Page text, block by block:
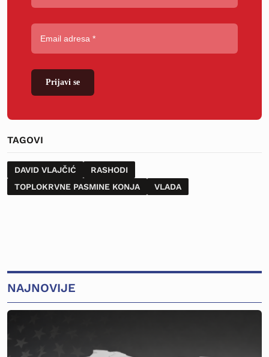
Prijavi se
TAGOVI
DAVID VLAJČIĆ
RASHODI
TOPLOKRVNE PASMINE KONJA
VLADA
NAJNOVIJE